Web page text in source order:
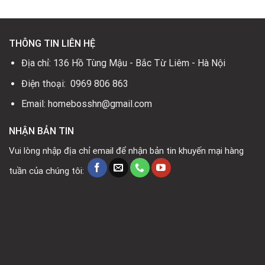
THÔNG TIN LIÊN HỆ
Địa chỉ: 136 Hồ Tùng Mậu - Bắc Từ Liêm - Hà Nội
Điện thoại: 0969 806 863
Email: homebosshn@gmail.com
NHẬN BẢN TIN
Vui lòng nhập địa chỉ email để nhận bản tin khuyến mại hàng
tuần của chúng tôi: